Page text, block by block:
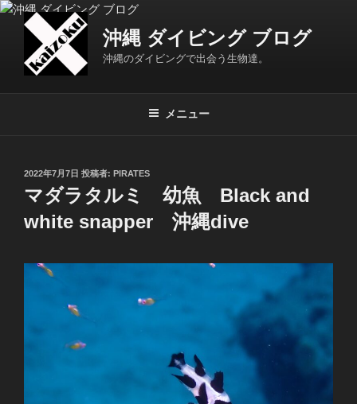
コ
沖縄 ダイビング ブログ
沖縄のダイビングで出会う生物達。
メニュー
投
稿
日:
2022年7月7日 投稿者: PIRATES
マダラタルミ 幼魚 Black and
white snapper 沖縄dive